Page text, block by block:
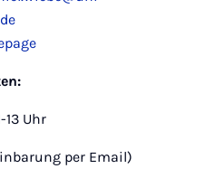
13 Uhr
per Email)